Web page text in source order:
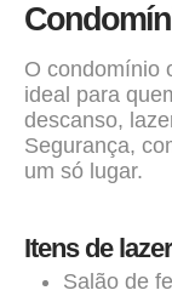
O condomínio
ideal para
descanso,
Segurança,
um só lugar.
Itens de
Salão de